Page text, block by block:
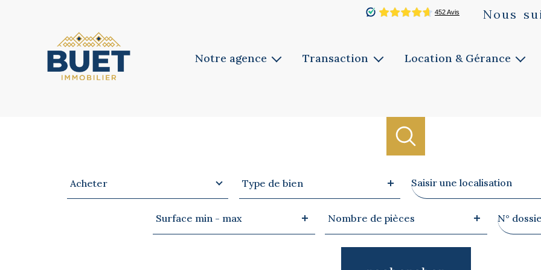
Nous
Notre agence Transaction Location & Gérance
RECHERCHE
d'offre
Acheter
de
bien
Type de bien
min
-
Surface min - max
de
pièces
Nombre de pièces